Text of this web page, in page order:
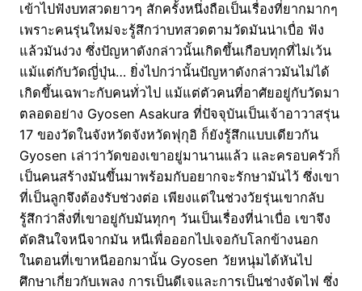
เข้าไปฟังบทสวดยาวๆ สักครั้งหนึ่งถือเป็นเรื่องที่ยากมากๆ
เพราะคนรุ่นใหม่จะรู้สึกว่าบทสวดตามวัดมันน่าเบื่อ ฟัง
แล้วมันง่วง ซึ่งปัญหาดังกล่าวนั้นเกิดขึ้นเกือบทุกที่ไม่เว้น
แม้แต่กับวัดญี่ปุ่น… ยิ่งไปกว่านั้นปัญหาดังกล่าวมันไม่ได้
เกิดขึ้นเฉพาะกับคนทั่วไป แม้แต่ตัวคนที่อาศัยอยู่กับวัดมา
ตลอดอย่าง Gyosen Asakura ที่ปัจจุบันเป็นเจ้าอาวาสรุ่น
17 ของวัดในจังหวัดจังหวัดฟุกุอิ ก็ยังรู้สึกแบบเดียวกัน
Gyosen เล่าว่าวัดของเขาอยู่มานานแล้ว และครอบครัวก็
เป็นคนสร้างมันขึ้นมาพร้อมกับอยากจะรักษามันไว้ ซึ่งเขา
ที่เป็นลูกจึงต้องรับช่วงต่อ เพียงแต่ในช่วงวัยรุ่นเขากลับ
รู้สึกว่าสิ่งที่เขาอยู่กับมันทุกๆ วันเป็นเรื่องที่น่าเบื่อ เขาจึง
ตัดสินใจหนีจากมัน หนีเพื่อออกไปเจอกับโลกข้างนอก
ในตอนที่เขาหนีออกมานั้น Gyosen วัยหนุ่มได้หันไป
ศึกษาเกี่ยวกับเพลง การเป็นดีเจและการเป็นช่างจัดไฟ ซึ่ง